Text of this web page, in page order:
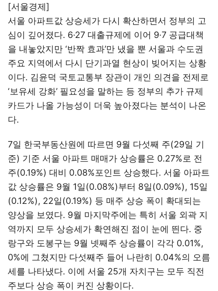
[서울경제]
서울 아파트값 상승세가 다시 확산하면서 정부의 고
심이 깊어졌다. 6·27 대출규제에 이어 9·7 공급대책
을 내놓았지만 ‘반짝 효과’만 냈을 뿐 서울과 수도권
주요 지역에서 다시 단기과열 현상이 빚어지는 상황
이다. 김윤덕 국토교통부 장관이 개인 의견을 전제로
‘보유세 강화’ 필요성을 말하는 등 정부의 추가 규제
카드가 나올 가능성이 더욱 높아졌다는 분석이 나온
다.
7일 한국부동산원에 따르면 9월 다섯째 주(29일 기
준) 기준 서울 아파트 매매가 상승률은 0.27%로 전
주(0.19%) 대비 0.08%포인트 상승했다. 서울 아파트
값 상승률은 9월 1일(0.08%)부터 8일(0.09%), 15일
(0.12%), 22일(0.19%) 등 매주 상승 폭이 확대되는
양상을 보였다. 9월 마지막주에는 특히 서울 외곽 지
역까지 모두 상승세가 확연해진 점이 눈에 띈다. 중
랑구와 도봉구는 9월 넷째주 상승률이 각각 0.01%,
0%에 그쳤지만 다섯째주 들어 나란히 0.04%의 오름
세를 나타냈다. 이에 서울 25개 자치구는 모두 직전
주보다 상승 폭이 커진 상황이다.